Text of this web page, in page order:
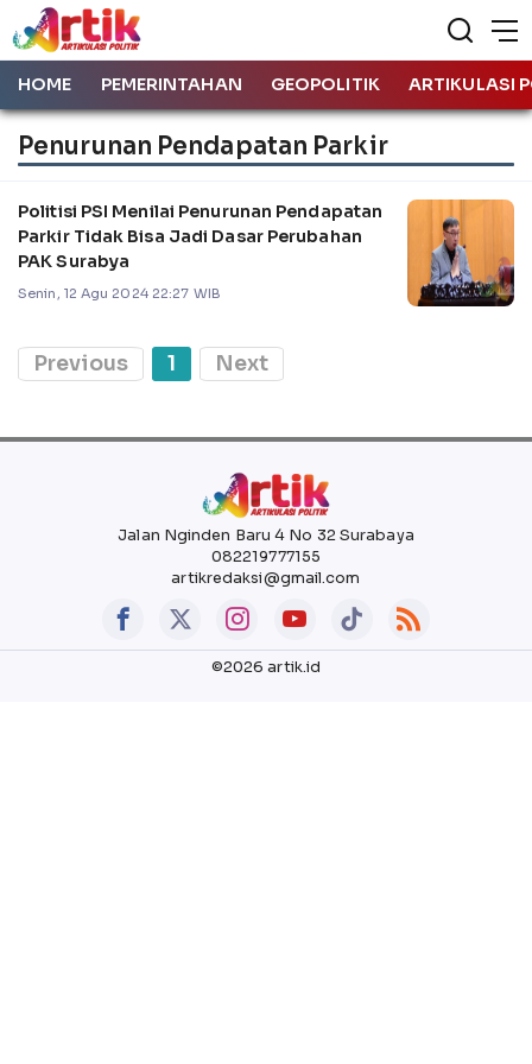
HOME PEMERINTAHAN GEOPOLITIK ARTIKULASI
Penurunan Pendapatan Parkir
Politisi PSI Menilai Penurunan Pendapatan
Parkir Tidak Bisa Jadi Dasar Perubahan
PAK Surabya
Senin, 12 Agu 2024 22:27 WIB
Previous 1 Next
Jalan Nginden Baru 4 No 32 Surabaya
082219777155
artikredaksi@gmail.com
©2026 artik.id